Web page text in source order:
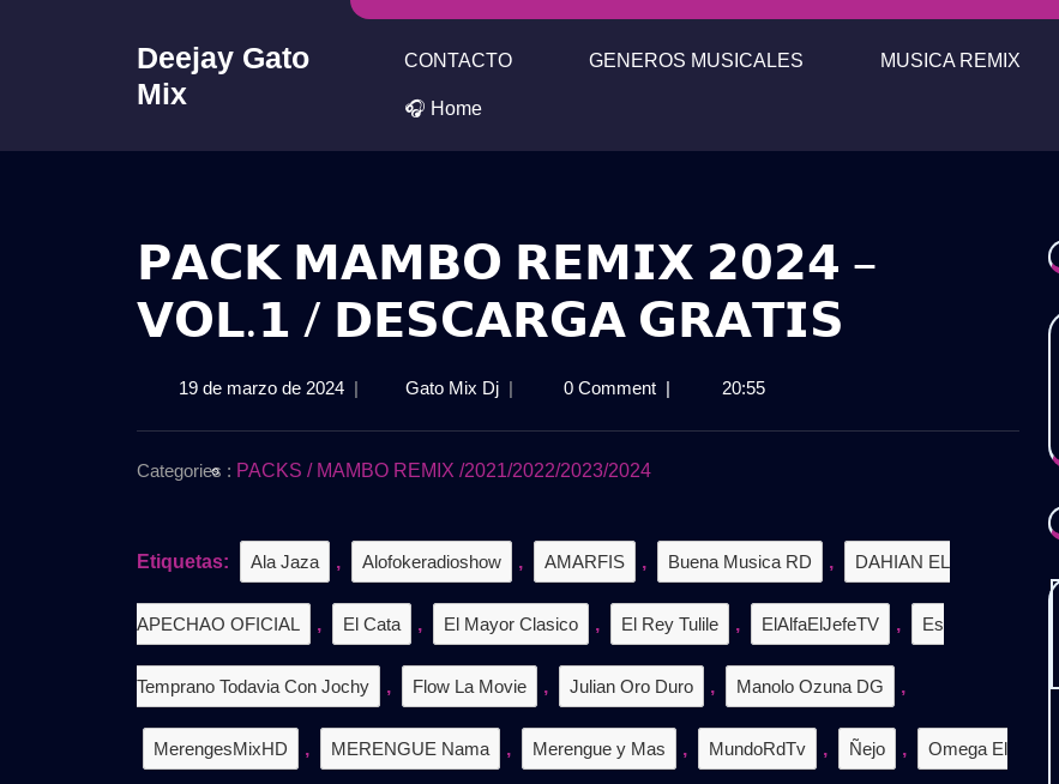
Deejay Gato
Mix
CONTACTO GENEROS MUSICALES MUSICA REMIX
🎧 Home
𝗣𝗔𝗖𝗞 𝗠𝗔𝗠𝗕𝗢 𝗥𝗘𝗠𝗜𝗫 𝟮𝟬𝟮𝟰 –
𝗩𝗢𝗟.𝟭 / 𝗗𝗘𝗦𝗖𝗔𝗥𝗚𝗔 𝗚𝗥𝗔𝗧𝗜𝗦
19 de marzo de 202419
de
| Gato Mix Dj𝗣𝗔𝗖𝗞
𝟮𝟬𝟮𝟰
/
𝗗𝗘𝗦𝗖𝗔𝗥𝗚𝗔
| 0 Comment | 20:55
Categories : PACKS / MAMBO REMIX /2021/2022/2023/2024
Etiquetas: Ala Jaza , Alofokeradioshow , AMARFIS , Buena Musica RD , DAHIAN EL
APECHAO OFICIAL , El Cata , El Mayor Clasico , El Rey Tulile , ElAlfaElJefeTV , Es
Temprano Todavia Con Jochy , Flow La Movie , Julian Oro Duro , Manolo Ozuna DG ,
MerengesMixHD , MERENGUE Nama , Merengue y Mas , MundoRdTv , Ñejo , Omega El